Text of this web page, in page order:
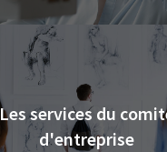
Les services du
d'entreprise